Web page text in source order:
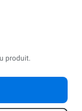
produit.